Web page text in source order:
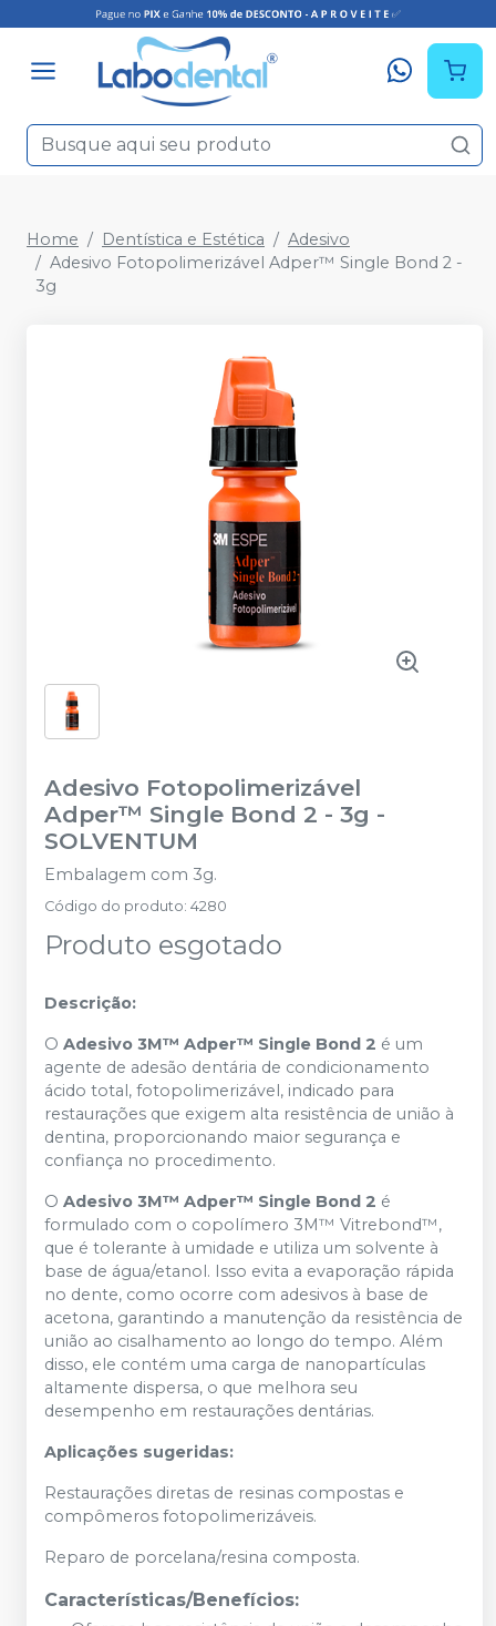
Home Dentística e Estética
Adesivo
Adesivo Fotopolimerizável Adper™ Single Bond 2 -
3g
Adesivo Fotopolimerizável
Adper™ Single Bond 2 - 3g -
SOLVENTUM
Embalagem com 3g.
Código do produto: 4280
Produto esgotado
Descrição:
O Adesivo 3M™ Adper™ Single Bond 2 é um
agente de adesão dentária de condicionamento
ácido total, fotopolimerizável, indicado para
restaurações que exigem alta resistência de união à
dentina, proporcionando maior segurança e
confiança no procedimento.
O Adesivo 3M™ Adper™ Single Bond 2 é
formulado com o copolímero 3M™ Vitrebond™,
que é tolerante à umidade e utiliza um solvente à
base de água/etanol. Isso evita a evaporação rápida
no dente, como ocorre com adesivos à base de
acetona, garantindo a manutenção da resistência de
união ao cisalhamento ao longo do tempo. Além
disso, ele contém uma carga de nanopartículas
altamente dispersa, o que melhora seu
desempenho em restaurações dentárias.
Aplicações sugeridas:
Restaurações diretas de resinas compostas e
compômeros fotopolimerizáveis.
Reparo de porcelana/resina composta.
Características/Benefícios: